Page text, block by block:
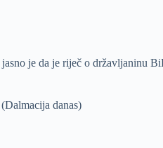
je da je riječ o državljaninu
danas)